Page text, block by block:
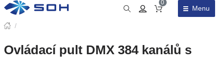
Obsah košíku
0
Menu
/
Ovládací pult DMX 384 kanálů s